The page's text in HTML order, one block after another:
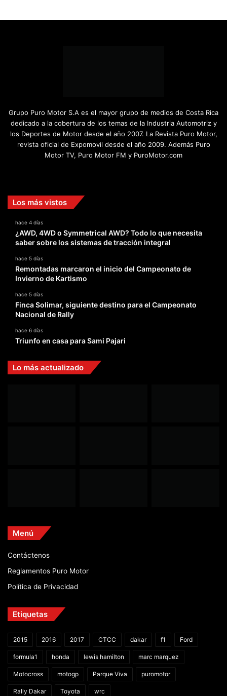
Grupo Puro Motor S.A es el mayor grupo de medios de Costa Rica
dedicado a la cobertura de los temas de la Industria Automotriz y
los Deportes de Motor desde el año 2007. La Revista Puro Motor,
revista oficial de Expomovil desde el año 2009. Además Puro
Motor TV, Puro Motor FM y PuroMotor.com
Los más vistos
hace 4 días
¿AWD, 4WD o Symmetrical AWD? Todo lo que necesita
saber sobre los sistemas de tracción integral
hace 5 días
Remontadas marcaron el inicio del Campeonato de
Invierno de Kartismo
hace 5 días
Finca Solimar, siguiente destino para el Campeonato
Nacional de Rally
hace 6 días
Triunfo en casa para Sami Pajari
Lo más actualizado
Menú
Contáctenos
Reglamentos Puro Motor
Política de Privacidad
Etiquetas
2015 2016 2017 CTCC dakar f1 Ford
formula1 honda lewis hamilton marc marquez
Motocross motogp Parque Viva puromotor
Rally Dakar Toyota wrc